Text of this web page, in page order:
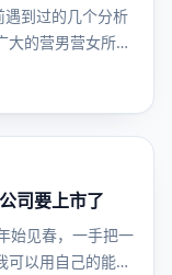
到过的几个分析
大的营男营女所…
司要上市了
始见春，一手把一
可以用自己的能